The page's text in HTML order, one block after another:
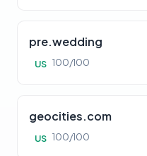
pre.wedding
US 100/100
geocities.com
US 100/100